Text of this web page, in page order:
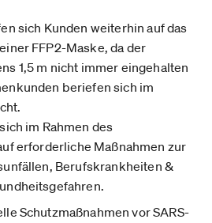
sich Kunden weiterhin auf das
FFP2-Maske, da der
1,5 m nicht immer eingehalten
beriefen sich im
im Rahmen des
erforderliche Maßnahmen zur
Berufskrankheiten &
Schutzmaßnahmen vor SARS-